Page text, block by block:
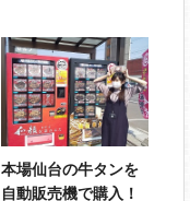
本場仙台の牛タンを
自動販売機で購入！